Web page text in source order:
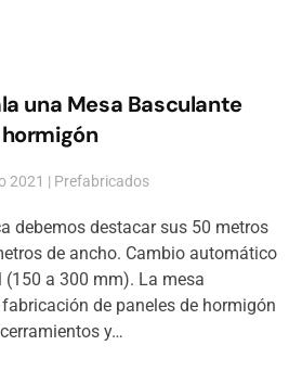
una Mesa Basculante
2021 | Prefabricados
debemos destacar sus 50 metros
de ancho. Cambio automático
(150 a 300 mm). La mesa
de paneles de hormigón
y…